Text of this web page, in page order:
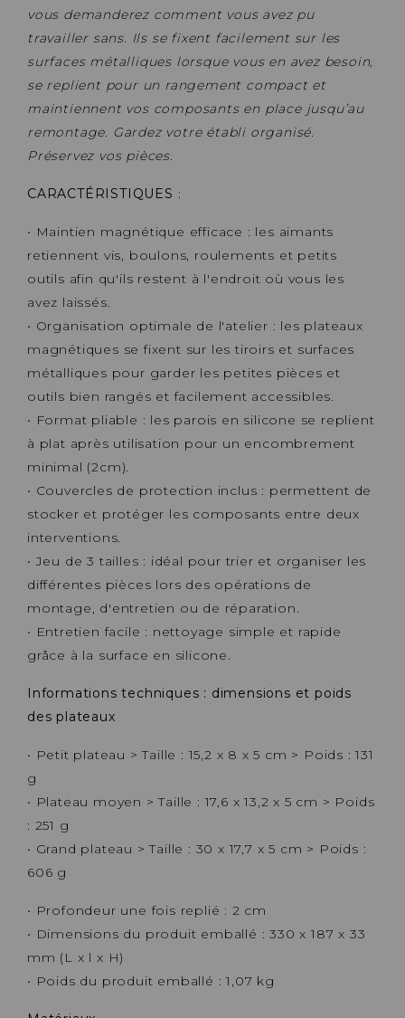
vous demanderez comment vous avez pu
travailler sans. Ils se fixent facilement sur les
surfaces métalliques lorsque vous en avez besoin,
se replient pour un rangement compact et
maintiennent vos composants en place jusqu’au
remontage. Gardez votre établi organisé.
Préservez vos pièces.
CARACTÉRISTIQUES :
• Maintien magnétique efficace : les aimants
retiennent vis, boulons, roulements et petits
outils afin qu'ils restent à l'endroit où vous les
avez laissés.
• Organisation optimale de l'atelier : les plateaux
magnétiques se fixent sur les tiroirs et surfaces
métalliques pour garder les petites pièces et
outils bien rangés et facilement accessibles.
• Format pliable : les parois en silicone se replient
à plat après utilisation pour un encombrement
minimal (2cm).
• Couvercles de protection inclus : permettent de
stocker et protéger les composants entre deux
interventions.
• Jeu de 3 tailles : idéal pour trier et organiser les
différentes pièces lors des opérations de
montage, d'entretien ou de réparation.
• Entretien facile : nettoyage simple et rapide
grâce à la surface en silicone.
Informations techniques : dimensions et poids
des plateaux
• Petit plateau > Taille : 15,2 x 8 x 5 cm > Poids : 131
g
• Plateau moyen > Taille : 17,6 x 13,2 x 5 cm > Poids
: 251 g
• Grand plateau > Taille : 30 x 17,7 x 5 cm > Poids :
606 g
• Profondeur une fois replié : 2 cm
• Dimensions du produit emballé : 330 x 187 x 33
mm (L x l x H)
• Poids du produit emballé : 1,07 kg